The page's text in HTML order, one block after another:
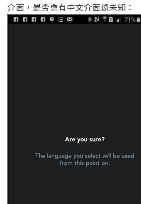
介面，是否會有中文介面還未知：